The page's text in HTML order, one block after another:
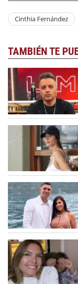
Cinthia Fernández
TAMBIÉN TE